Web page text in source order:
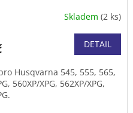
Skladem (2 ks)
DETAIL
Husqvarna 545, 555, 565,
560XP/XPG, 562XP/XPG,